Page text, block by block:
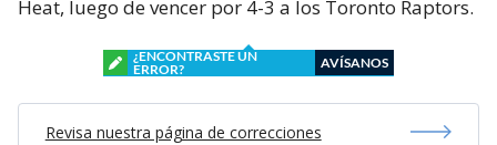
Heat, luego de vencer por 4-3 a los Toronto Raptors.
¿ENCONTRASTE UN
ERROR?
AVÍSANOS
Revisa nuestra página de correcciones